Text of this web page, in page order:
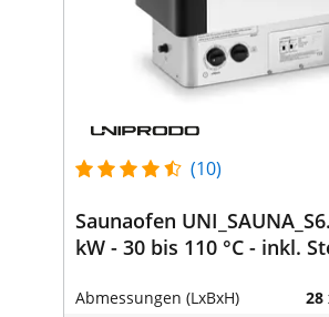
(10)
Saunaofen
kW - 30 bis 110 °C - inkl.
Abmessungen (LxBxH) 28